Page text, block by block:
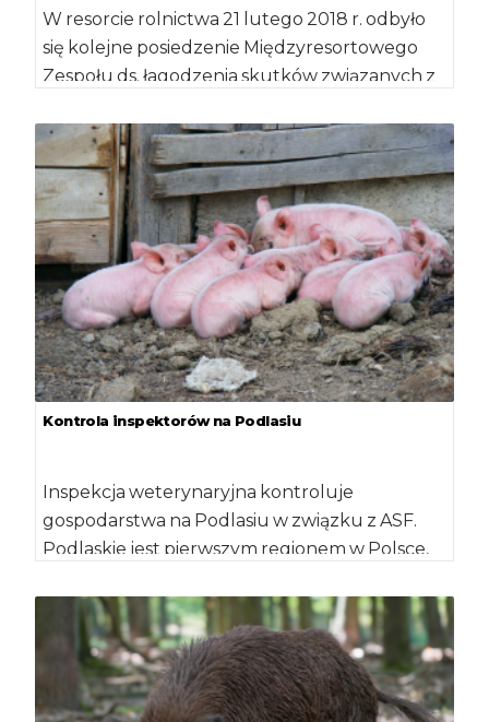
W resorcie rolnictwa 21 lutego 2018 r. odbyło
się kolejne posiedzenie Międzyresortowego
Zespołu ds. łagodzenia skutków związanych z
pomoru […]
Kontrola inspektorów na Podlasiu
Inspekcja weterynaryjna kontroluje
gospodarstwa na Podlasiu w związku z ASF.
Podlaskie jest pierwszym regionem w Polsce,